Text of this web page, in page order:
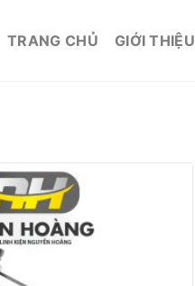
TRANG CHỦ GIỚI THIỆU